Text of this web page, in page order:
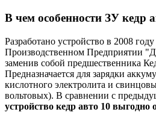
В чем особенности ЗУ кедр
Разработано устройство в 2008
Производственном Предприятии
заменив собой предшественника
Предназначается для зарядки
кислотного электролита и
вольтовых). В сравнении с
устройство кедр авто 10 выгодно